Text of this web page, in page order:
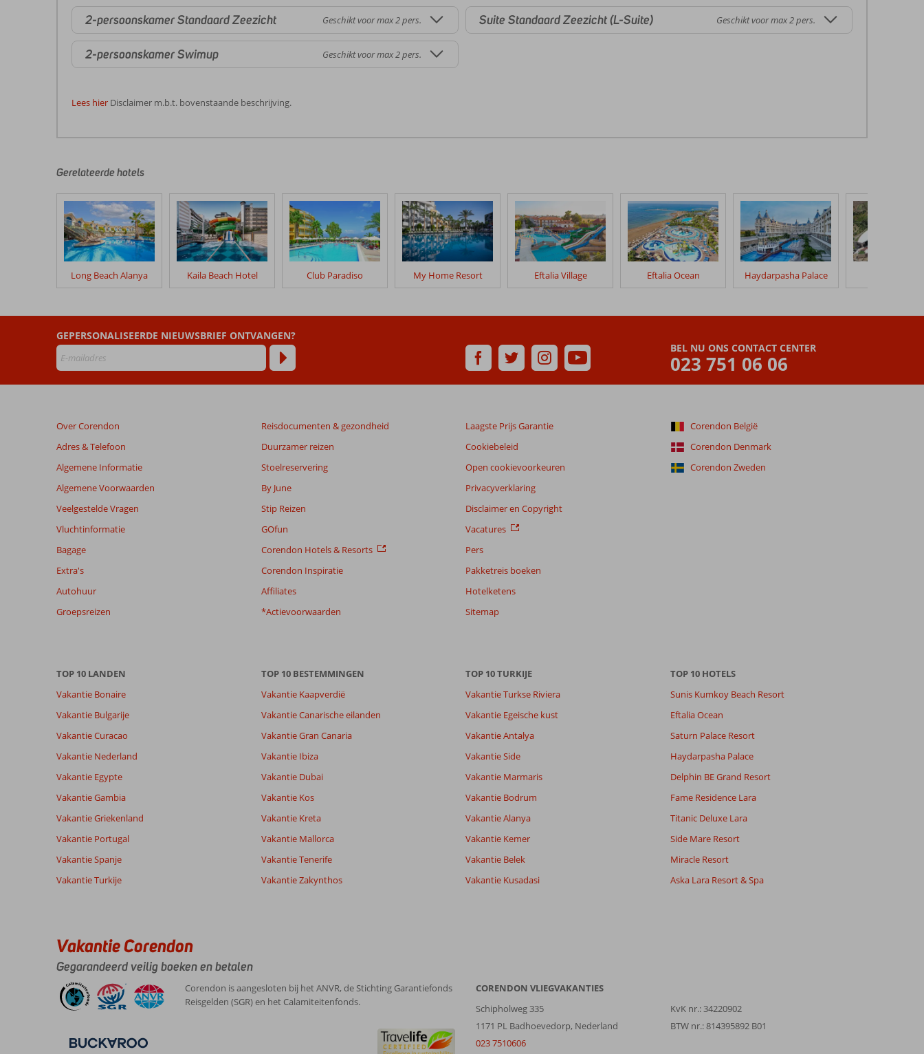
2-persoonskamer Standaard Zeezicht Geschikt voor max 2 pers.
2-persoonskamer Swimup Geschikt voor max 2 pers.
Suite Standaard Zeezicht (L-Suite) Geschikt voor max 2 pers.
Lees hier Disclaimer m.b.t. bovenstaande beschrijving.
door
klanten
geschreven
na
hun
verblijf
Selene
Beoordelingen
die
ouder
48
maanden
worden
niet
weergegeven
om
relevantie
garanderen.
onze
beoordelingen.
Totale score
26
beoordelingen
8,7 Eten
8,2
Kamers
Wifi kwaliteit 8,8
van onze
klanten
Alle
Sorteren op
datum (nieuw > oud)
Anoniem
Nederland
Met partner
,
17 mei 2026
Jammer
dat
er
in
de
plaats
heel
Service 7
Prijs/kwaliteit
7
Eten 7
Kamers 9
Kindvriendelijk
-
Wifi kwaliteit
Gerelateerde hotels
Long Beach Alanya Kaila Beach Hotel Club Paradiso My Home Resort Eftalia Village Eftalia Ocean Haydarpasha Palace
BEL NU ONS CONTACT CENTER
023 751 06 06
GEPERSONALISEERDE NIEUWSBRIEF ONTVANGEN?
Over Corendon
Adres & Telefoon
Algemene Informatie
Algemene Voorwaarden
Veelgestelde Vragen
Vluchtinformatie
Bagage
Extra's
Autohuur
Groepsreizen
Reisdocumenten & gezondheid
Duurzamer reizen
Stoelreservering
By June
Stip Reizen
GOfun
Corendon Hotels & Resorts
Corendon Inspiratie
Affiliates
*Actievoorwaarden
Laagste Prijs Garantie
Cookiebeleid
Open cookievoorkeuren
Privacyverklaring
Disclaimer en Copyright
Vacatures
Pers
Pakketreis boeken
Hotelketens
Sitemap
Corendon België
Corendon Denmark
Corendon Zweden
TOP 10 LANDEN
Vakantie Bonaire
Vakantie Bulgarije
Vakantie Curacao
Vakantie Nederland
Vakantie Egypte
Vakantie Gambia
Vakantie Griekenland
Vakantie Portugal
Vakantie Spanje
Vakantie Turkije
TOP 10 BESTEMMINGEN
Vakantie Kaapverdië
Vakantie Canarische eilanden
Vakantie Gran Canaria
Vakantie Ibiza
Vakantie Dubai
Vakantie Kos
Vakantie Kreta
Vakantie Mallorca
Vakantie Tenerife
Vakantie Zakynthos
TOP 10 TURKIJE
Vakantie Turkse Riviera
Vakantie Egeische kust
Vakantie Antalya
Vakantie Side
Vakantie Marmaris
Vakantie Bodrum
Vakantie Alanya
Vakantie Kemer
Vakantie Belek
Vakantie Kusadasi
TOP 10 HOTELS
Sunis Kumkoy Beach Resort
Eftalia Ocean
Saturn Palace Resort
Haydarpasha Palace
Delphin BE Grand Resort
Fame Residence Lara
Titanic Deluxe Lara
Side Mare Resort
Miracle Resort
Aska Lara Resort & Spa
Vakantie Corendon
Gegarandeerd veilig boeken en betalen
Corendon is aangesloten bij het ANVR, de Stichting Garantiefonds
Reisgelden (SGR) en het Calamiteitenfonds.
CORENDON VLIEGVAKANTIES
Schipholweg 335
1171 PL Badhoevedorp, Nederland
023 7510606
KvK nr.: 34220902
BTW nr.: 814395892 B01